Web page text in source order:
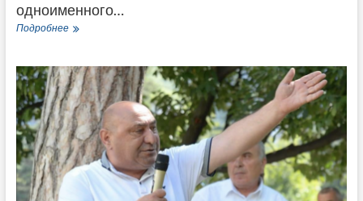
одноименного…
ПодробнееАнна
собственную
политическую
партию